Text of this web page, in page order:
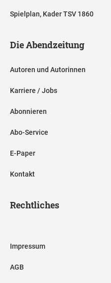
Spielplan, Kader TSV 1860
Die Abendzeitung
Autoren und Autorinnen
Karriere / Jobs
Abonnieren
Abo-Service
E-Paper
Kontakt
Rechtliches
Impressum
AGB